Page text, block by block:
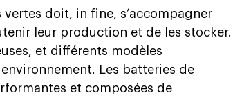
doit, in fine, s’accompagner
leur production et de les stocker.
et différents modèles
Les batteries de
et composées de